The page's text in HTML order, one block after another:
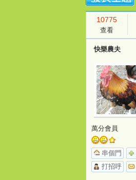
›10775
查看
快樂農夫
萬分會員
串個門
打招呼